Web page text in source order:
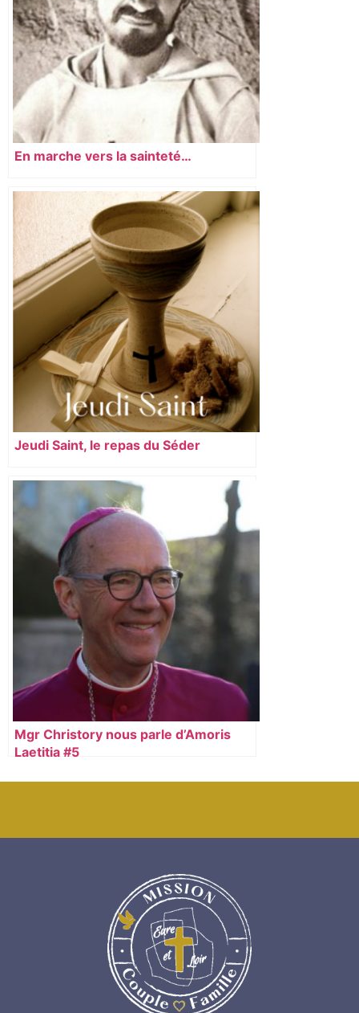
En marche vers la sainteté…
Jeudi Saint, le repas du Séder
Mgr Christory nous parle d’Amoris
Laetitia #5